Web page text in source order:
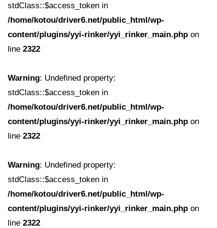
stdClass::$access_token in
/home/kotou/driver6.net/public_html/wp-
content/plugins/yyi-rinker/yyi_rinker_main.php on
line 2322
Warning: Undefined property:
stdClass::$access_token in
/home/kotou/driver6.net/public_html/wp-
content/plugins/yyi-rinker/yyi_rinker_main.php on
line 2322
Warning: Undefined property:
stdClass::$access_token in
/home/kotou/driver6.net/public_html/wp-
content/plugins/yyi-rinker/yyi_rinker_main.php on
line 2322